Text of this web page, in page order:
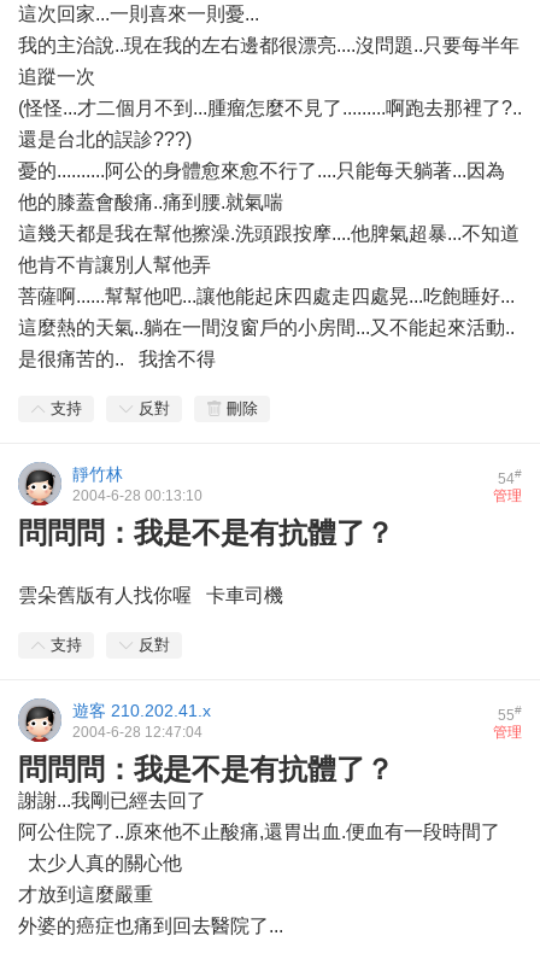
這次回家...一則喜來一則憂...
我的主治說..現在我的左右邊都很漂亮....沒問題..只要每半年
追蹤一次
(怪怪...才二個月不到...腫瘤怎麼不見了.........啊跑去那裡了?..
還是台北的誤診???)
憂的..........阿公的身體愈來愈不行了....只能每天躺著...因為
他的膝蓋會酸痛..痛到腰.就氣喘
這幾天都是我在幫他擦澡.洗頭跟按摩....他脾氣超暴...不知道
他肯不肯讓別人幫他弄
菩薩啊......幫幫他吧...讓他能起床四處走四處晃...吃飽睡好...
這麼熱的天氣..躺在一間沒窗戶的小房間...又不能起來活動..
是很痛苦的..
我捨不得
支持 反對 刪除
54#
靜竹林
管理
2004-6-28 00:13:10
問問問：我是不是有抗體了？
雲朵舊版有人找你喔 卡車司機
支持 反對
55#
遊客 210.202.41.x
管理
2004-6-28 12:47:04
問問問：我是不是有抗體了？
謝謝...我剛已經去回了
阿公住院了..原來他不止酸痛,還胃出血.便血有一段時間了
太少人真的關心他
才放到這麼嚴重
外婆的癌症也痛到回去醫院了...